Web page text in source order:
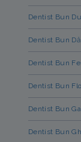
Dentist Bun
Dentist Bun
Dentist Bun
Dentist Bun
Dentist Bun
Dentist Bun